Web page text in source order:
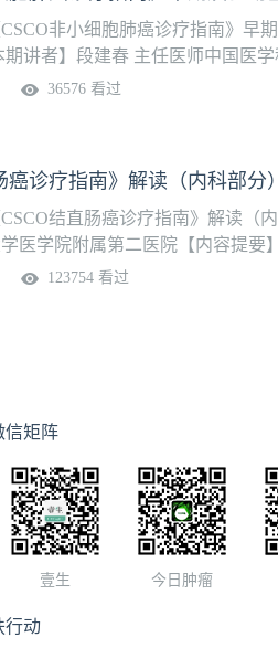
CSCO非小细胞肺癌诊疗指南》早
期讲者】段建春 主任医师中国医
诊断2.病理学诊断3.分子分型4.早
36576 看过
癌诊疗指南》解读（内科部分）
CSCO结直肠癌诊疗指南》解读（
医学院附属第二医院【内容提要
癌的治疗原则3、直肠癌的治疗原则
123754 看过
信矩阵
壹生 今日肿瘤
行动